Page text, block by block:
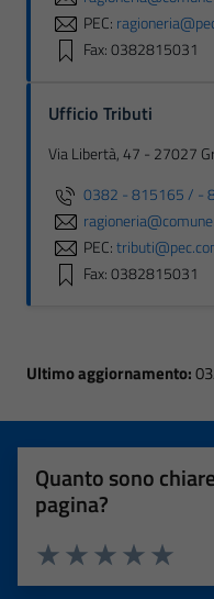
PEC:
Fax: 0382815031
Ufficio Tributi
Via Libertà, 47 - 27027
0382 - 815165 / -
PEC:
Fax: 0382815031
Ultimo aggiornamento:
Quanto sono
pagina?
Valuta
Valuta 4
Valuta 3 stelle
Valuta 2 stelle su 5
Valuta 1 stelle su 5